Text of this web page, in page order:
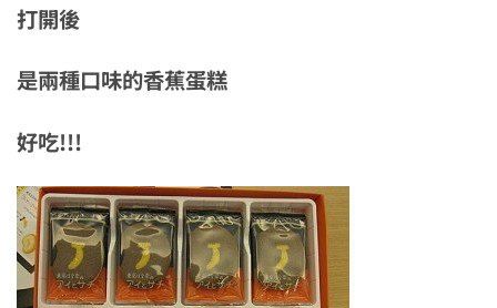
打開後
是兩種口味的香蕉蛋糕
好吃!!!